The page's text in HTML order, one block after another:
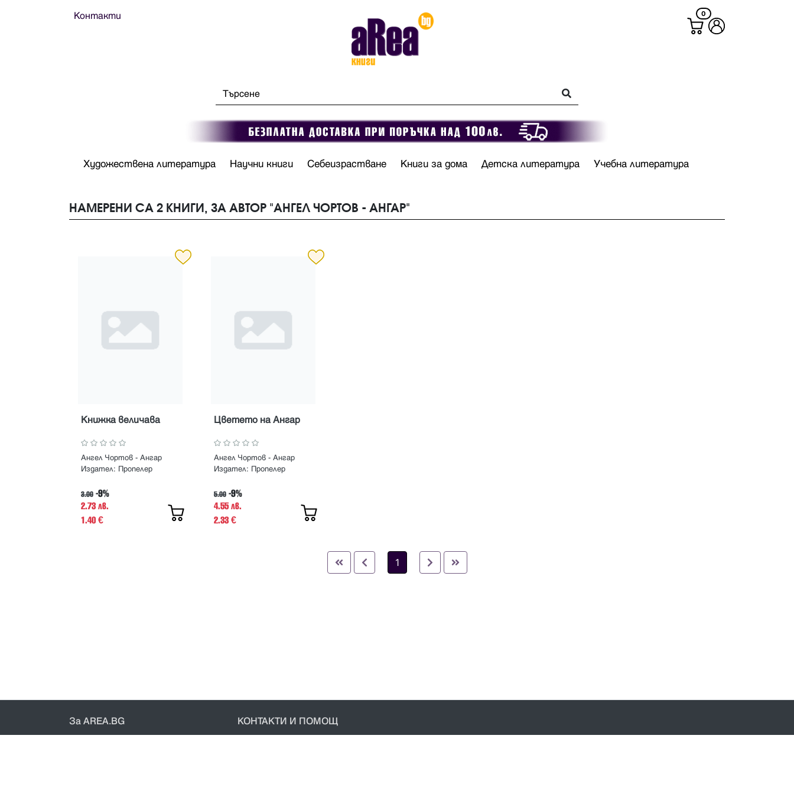
Контакти 0
Художествена литература Научни книги Себеизрастване Книги за дома Детска литература Учебна литература
НАМЕРЕНИ СА 2 КНИГИ, ЗА АВТОР "АНГЕЛ ЧОРТОВ - АНГАР"
Книжка величава
Ангел Чортов - Ангар
Издател: Пропелер
3.00 -9%
2.73 лв.
1.40 €
Цветето на Ангар
Ангел Чортов - Ангар
Издател: Пропелер
5.00 -9%
4.55 лв.
2.33 €
1
За AREA.BG
КОНТАКТИ И ПОМОЩ